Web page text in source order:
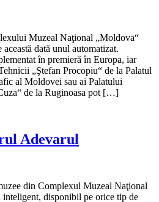
Muzeal Naţional „Moldova“
dată unul automatizat.
în premieră în Europa, iar
„Ştefan Procopiu“ de la Palatul
al Moldovei sau ai Palatului
de la Ruginoasa pot […]
Adevarul
din Complexul Muzeal Naţional
disponibil pe orice tip de